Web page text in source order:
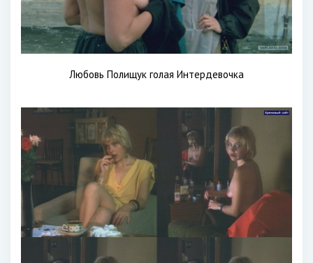
Любовь Полищук голая Интердевочка